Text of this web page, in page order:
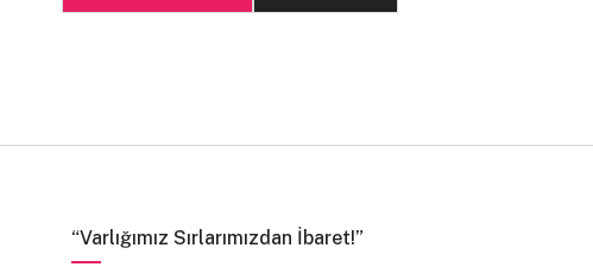
“Varlığımız Sırlarımızdan İbaret!”